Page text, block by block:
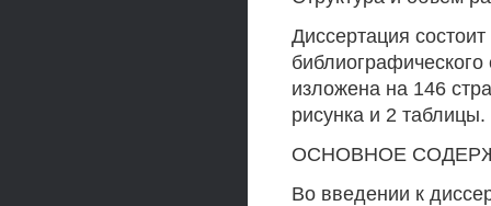
Диссертация
изложена на 146
рисунка и 2 таблицы.
ОСНОВНОЕ
Во введении к